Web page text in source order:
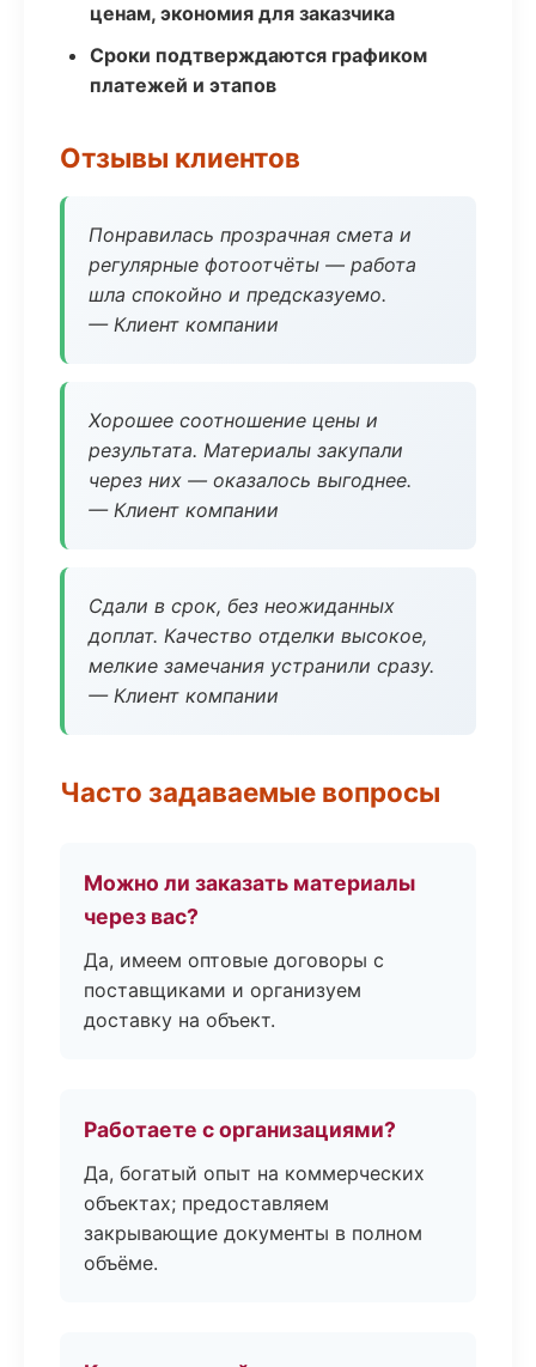
ценам, экономия для заказчика
Сроки подтверждаются графиком
платежей и этапов
Отзывы клиентов
Понравилась прозрачная смета и
регулярные фотоотчёты — работа
шла спокойно и предсказуемо.
— Клиент компании
Хорошее соотношение цены и
результата. Материалы закупали
через них — оказалось выгоднее.
— Клиент компании
Сдали в срок, без неожиданных
доплат. Качество отделки высокое,
мелкие замечания устранили сразу.
— Клиент компании
Часто задаваемые вопросы
Можно ли заказать материалы
через вас?
Да, имеем оптовые договоры с
поставщиками и организуем
доставку на объект.
Работаете с организациями?
Да, богатый опыт на коммерческих
объектах; предоставляем
закрывающие документы в полном
объёме.